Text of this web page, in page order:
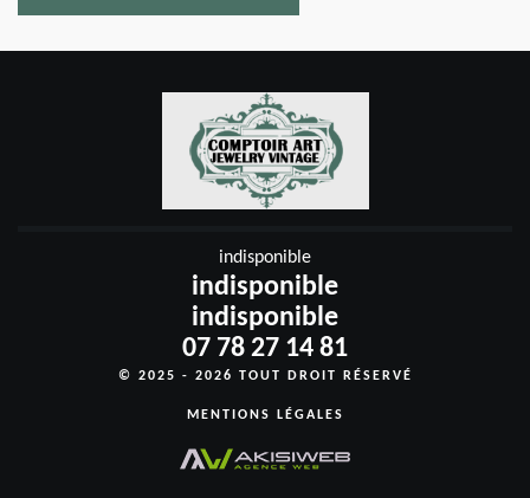
indisponible
indisponible
indisponible
07 78 27 14 81
© 2025 - 2026 TOUT DROIT RÉSERVÉ
MENTIONS LÉGALES